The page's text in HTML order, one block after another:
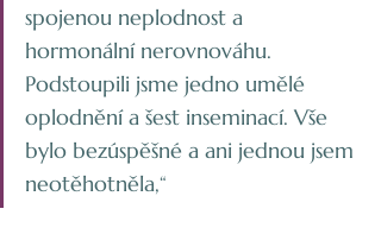
spojenou neplodnost a
hormonální nerovnováhu.
Podstoupili jsme jedno umělé
oplodnění a šest inseminací. Vše
bylo bezúspěšné a ani jednou jsem
neotěhotněla,“